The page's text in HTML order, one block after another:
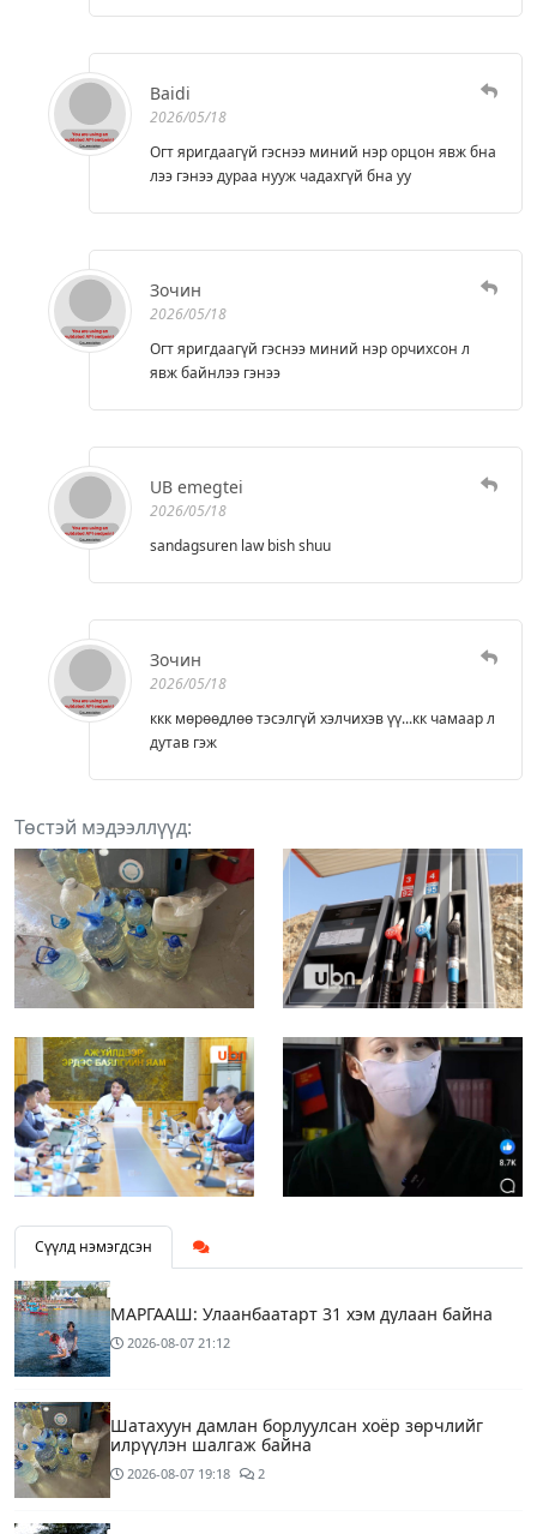
Baidi
2026/05/18
Огт яригдаагүй гэснээ миний нэр орцон явж бна
лээ гэнээ дураа нууж чадахгүй бна уу
Зочин
2026/05/18
Огт яригдаагүй гэснээ миний нэр орчихсон л
явж байнлээ гэнээ
UB emegtei
2026/05/18
sandagsuren law bish shuu
Зочин
2026/05/18
ккк мөрөөдлөө тэсэлгүй хэлчихэв үү...кк чамаар л
дутав гэж
Төстэй мэдээллүүд:
Сүүлд нэмэгдсэн
МАРГААШ: Улаанбаатарт 31 хэм дулаан байна
2026-08-07 21:12
Шатахуун дамлан борлуулсан хоёр зөрчлийг
илрүүлэн шалгаж байна
2026-08-07 19:18 2